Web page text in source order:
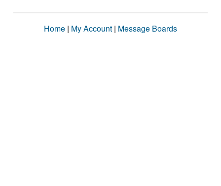
Home | My Account | Message Boards